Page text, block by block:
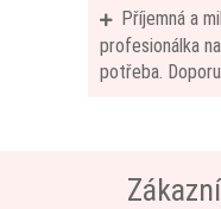
Příjemná a
profesionálka
potřeba.